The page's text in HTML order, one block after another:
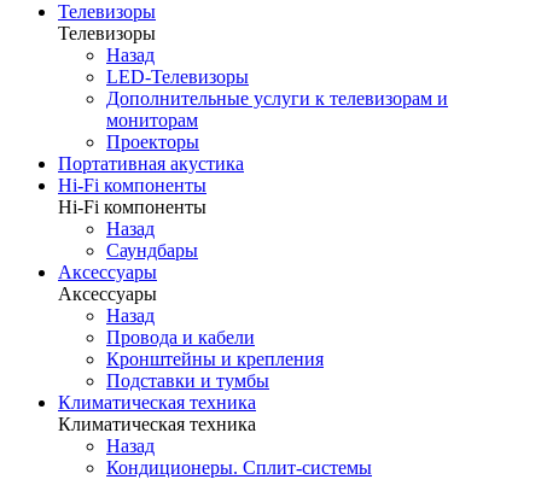
Телевизоры
Телевизоры
Назад
LED-Телевизоры
Дополнительные услуги к телевизорам и
мониторам
Проекторы
Портативная акустика
Hi-Fi компоненты
Hi-Fi компоненты
Назад
Саундбары
Аксессуары
Аксессуары
Назад
Провода и кабели
Кронштейны и крепления
Подставки и тумбы
Климатическая техника
Климатическая техника
Назад
Кондиционеры. Сплит-системы